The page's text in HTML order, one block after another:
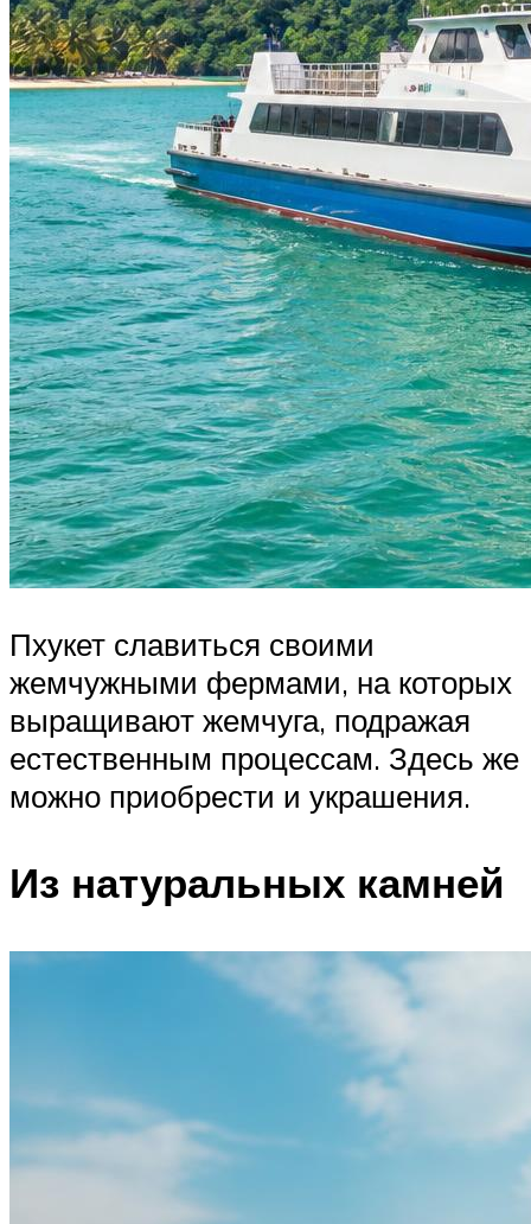
Пхукет славиться своими
жемчужными фермами, на которых
выращивают жемчуга, подражая
естественным процессам. Здесь же
можно приобрести и украшения.
Из натуральных камней